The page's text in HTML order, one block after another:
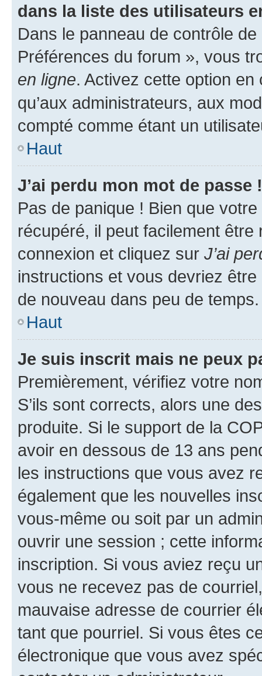
dans la liste des utilisateurs
Dans le panneau de contrôle
Préférences du forum », vous
en ligne. Activez cette option
qu’aux administrateurs, aux
compté comme étant un
Haut
J’ai perdu mon mot de passe !
Pas de panique ! Bien que
récupéré, il peut facilement
connexion et cliquez sur J’ai
instructions et vous devriez
de nouveau dans peu de temps.
Haut
Je suis inscrit mais ne peux
Premièrement, vérifiez votre
S’ils sont corrects, alors une
produite. Si le support de la
avoir en dessous de 13 ans
les instructions que vous avez
également que les nouvelles
vous-même ou soit par un
ouvrir une session ; cette
inscription. Si vous aviez reçu
vous ne recevez pas de
mauvaise adresse de courrier
tant que pourriel. Si vous êtes
électronique que vous avez